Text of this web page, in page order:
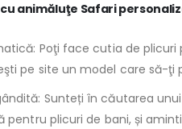
animăluţe Safari
Poţi face cutia de
pe site un model care să-
Sunteți în căutarea
plicuri de bani, și